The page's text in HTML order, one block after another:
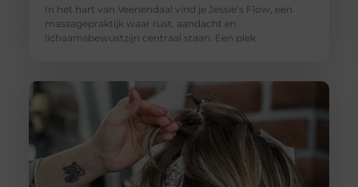
In het hart van Veenendaal vind je Jessie’s Flow, een
massagepraktijk waar rust, aandacht en
lichaamsbewustzijn centraal staan. Een plek